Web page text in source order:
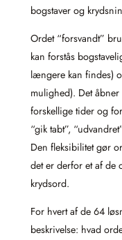
bogstaver og
Ordet “forsvandt”
kan forstås
længere kan findes)
mulighed). Det
forskellige tider og
“gik tabt”,
Den fleksibilitet gør
det er derfor et af
krydsord.
For hvert af de 64
beskrivelse: hvad